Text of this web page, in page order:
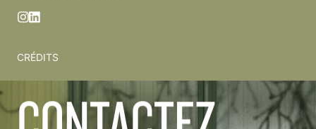
CRÉDITS